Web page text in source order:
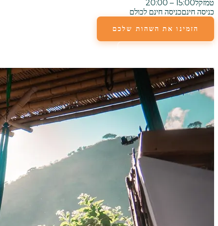
טמזקל15:00 – 20:00
כניסה חינםכניסה חינם לכולם
הזמינו את השהות שלכם